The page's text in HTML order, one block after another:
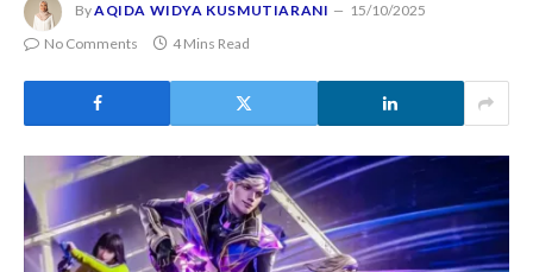
ByAQIDA WIDYA KUSMUTIARANI
15/10/2025
No Comments
4 Mins Read